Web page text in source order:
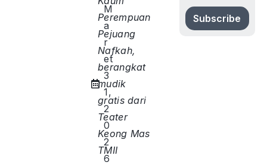
M
a
r
et
3
1,
2
0
2
6
Perempuan
Pejuang
Nafkah,
berangkat
mudik
gratis dari
Teater
Keong Mas
TMII
Subscribe